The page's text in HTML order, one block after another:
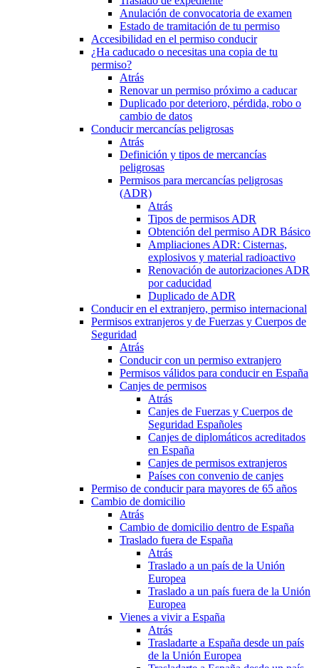
Anulación de convocatoria de examen
Estado de tramitación de tu permiso
Accesibilidad en el permiso conducir
¿Ha caducado o necesitas una copia de tu
permiso?
Atrás
Renovar un permiso próximo a caducar
Duplicado por deterioro, pérdida, robo o
cambio de datos
Conducir mercancías peligrosas
Atrás
Definición y tipos de mercancías
peligrosas
Permisos para mercancías peligrosas
(ADR)
Atrás
Tipos de permisos ADR
Obtención del permiso ADR Básico
Ampliaciones ADR: Cisternas,
explosivos y material radioactivo
Renovación de autorizaciones ADR
por caducidad
Duplicado de ADR
Conducir en el extranjero, permiso internacional
Permisos extranjeros y de Fuerzas y Cuerpos de
Seguridad
Atrás
Conducir con un permiso extranjero
Permisos válidos para conducir en España
Canjes de permisos
Atrás
Canjes de Fuerzas y Cuerpos de
Seguridad Españoles
Canjes de diplomáticos acreditados
en España
Canjes de permisos extranjeros
Países con convenio de canjes
Permiso de conducir para mayores de 65 años
Cambio de domicilio
Atrás
Cambio de domicilio dentro de España
Traslado fuera de España
Atrás
Traslado a un país de la Unión
Europea
Traslado a un país fuera de la Unión
Europea
Vienes a vivir a España
Atrás
Trasladarte a España desde un país
de la Unión Europea